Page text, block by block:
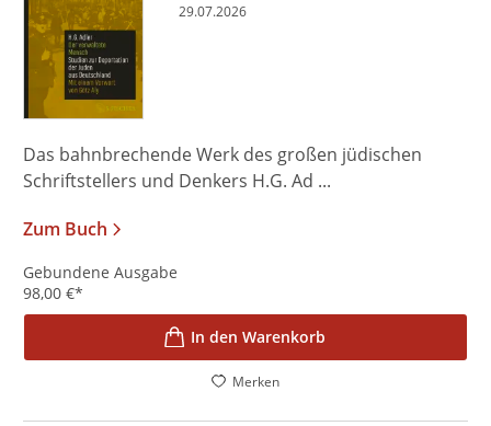
29.07.2026
Das bahnbrechende Werk des großen jüdischen
Schriftstellers und Denkers H.G. Ad ...
Zum Buch
Gebundene Ausgabe
98,00 €*
In den Warenkorb
Merken